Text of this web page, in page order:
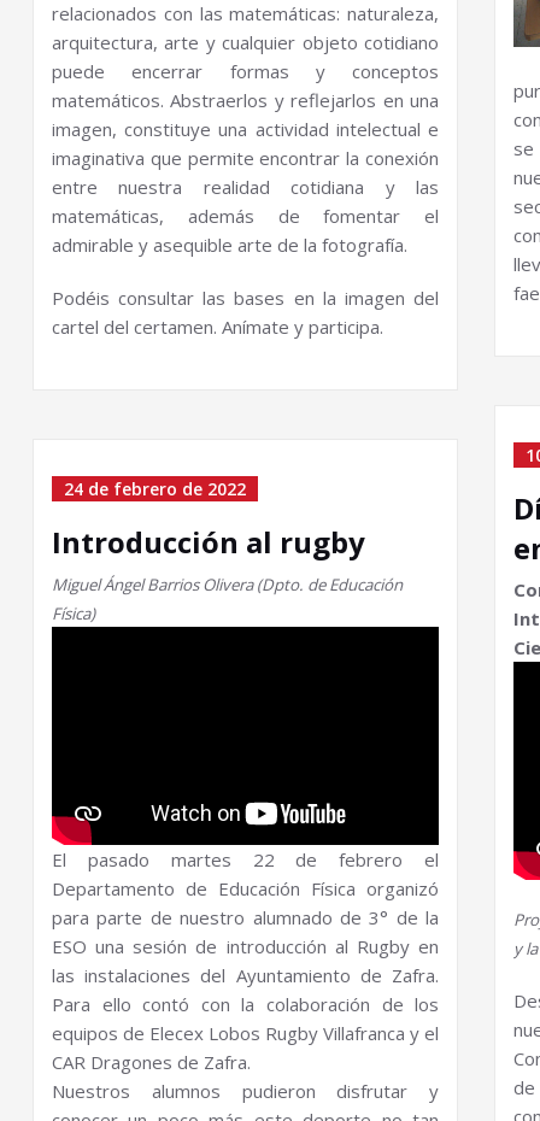
relacionados con las matemáticas: naturaleza,
arquitectura, arte y cualquier objeto cotidiano
puede encerrar formas y conceptos
matemáticos. Abstraerlos y reflejarlos en una
imagen, constituye una actividad intelectual e
imaginativa que permite encontrar la conexión
entre nuestra realidad cotidiana y las
matemáticas, además de fomentar el
admirable y asequible arte de la fotografía.
Podéis consultar las bases en la imagen del
cartel del certamen. Anímate y participa.
24 de febrero de 2022
Introducción al rugby
Miguel Ángel Barrios Olivera (Dpto. de Educación
Física)
El pasado martes 22 de febrero el
Departamento de Educación Física organizó
para parte de nuestro alumnado de 3° de la
ESO una sesión de introducción al Rugby en
las instalaciones del Ayuntamiento de Zafra.
Para ello contó con la colaboración de los
equipos de Elecex Lobos Rugby Villafranca y el
CAR Dragones de Zafra.
Nuestros alumnos pudieron disfrutar y
y
de